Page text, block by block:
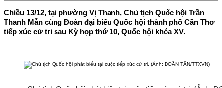
Chiều 13/12, tại phường Vị Thanh, Chủ tịch Quốc hội Trần
Thanh Mẫn cùng Đoàn đại biểu Quốc hội thành phố Cần Thơ
tiếp xúc cử tri sau Kỳ họp thứ 10, Quốc hội khóa XV.